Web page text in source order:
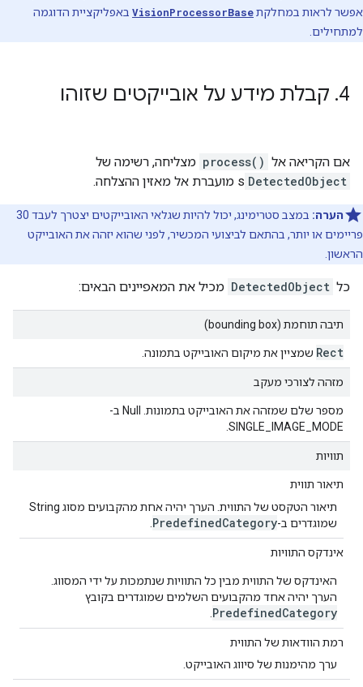
אפשר לראות במחלקתVisionProcessorBase באפליקציית הדוגמה
למתחילים.
4
. קבלת מידע על אובייקטים שזוהו
אם הקריאה אל process() מצליחה, רשימה של
DetectedObject s מועברת אל מאזין ההצלחה.
הערה:
במצב סטרימינג, יכול להיות שגלאי האובייקטים יצטרך לעבד 30
פריימים או יותר, בהתאם לביצועי המכשיר, לפני שהוא יזהה את האובייקט
הראשון.
כל DetectedObject מכיל את המאפיינים הבאים:
תיבה תוחמת (bounding box)
Rect שמציין את מיקום האובייקט בתמונה.
מזהה לצורכי מעקב
מספר שלם שמזהה את האובייקט בתמונות. ‫Null ב-
SINGLE_IMAGE_MODE.
תוויות
תיאור תווית
תיאור הטקסט של התווית. הערך יהיה אחת מהקבועים מסוג String
שמוגדרים ב-
PredefinedCategory
אינדקס התוויות
האינדקס של התווית מבין כל התוויות שנתמכות על ידי המסווג.
הערך יהיה אחד מהקבועים השלמים שמוגדרים בקובץ
PredefinedCategory
רמת הוודאות של התווית
ערך מהימנות של סיווג האובייקט.